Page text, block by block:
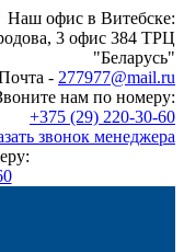
Наш офис в Витебске:
3 офис 384 ТРЦ
"Беларусь"
- 277977@mail.ru
нам по номеру:
+375 (29) 220-30-60
звонок менеджера